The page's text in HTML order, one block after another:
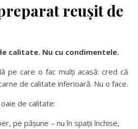
reușit de
calitate. Nu cu condimentele.
pe care o fac mulți acasă: cred că
de calitate inferioară. Nu o face.
de calitate:
pe pășune – nu în spații închise,